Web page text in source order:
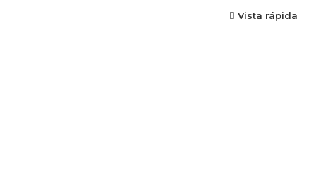
Vista rápida